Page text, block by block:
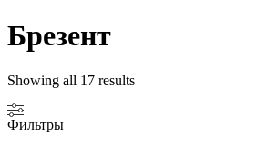
Брезент
Showing all 17 results
Фильтры